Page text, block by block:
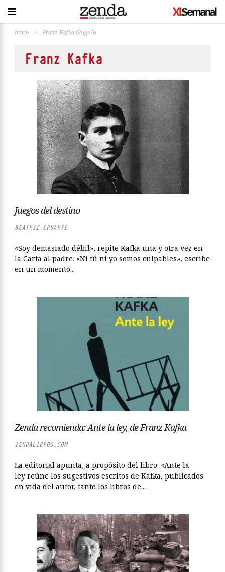
Inicio > Franz Kafka (Page 3)
Franz Kafka
Juegos del destino
BEATRIZ EDUARTE
«Soy demasiado débil», repite Kafka una y otra vez en
la Carta al padre. «Ni tú ni yo somos culpables», escribe
en un momento...
Zenda recomienda: Ante la ley, de Franz Kafka
ZENDALIBROS.COM
La editorial apunta, a propósito del libro: «Ante la
ley reúne los sugestivos escritos de Kafka, publicados
en vida del autor, tanto los libros de...